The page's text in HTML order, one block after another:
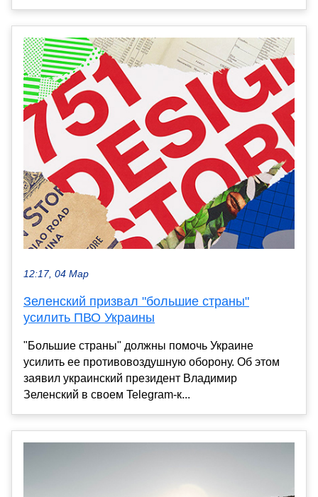
12:17, 04 Мар
Зеленский призвал "большие страны"
усилить ПВО Украины
"Большие страны" должны помочь Украине
усилить ее противовоздушную оборону. Об этом
заявил украинский президент Владимир
Зеленский в своем Telegram-к...